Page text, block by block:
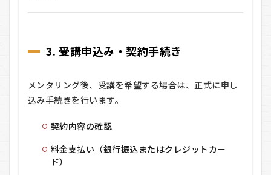
3. 受講申込み・契約手続き
メンタリング後、受講を希望する場合は、正式に申し
込み手続きを行います。
契約内容の確認
料金支払い（銀行振込またはクレジットカー
ド）